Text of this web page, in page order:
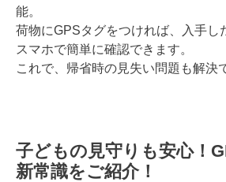
能。
荷物にGPSタグをつければ、入手し
スマホで簡単に確認できます。
これで、帰省時の見失い問題も解決
子どもの見守りも安心！
新常識をご紹介！